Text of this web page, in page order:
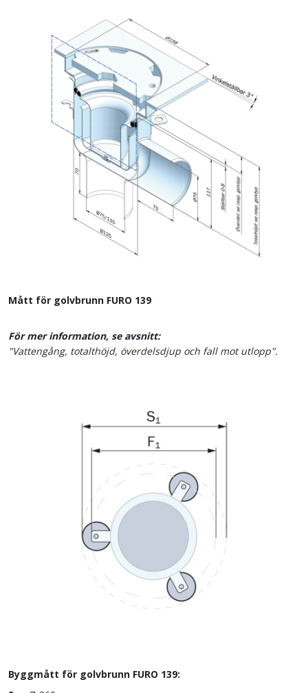
Mått för golvbrunn FURO 139
För mer information, se avsnitt:
"Vattengång, totalthöjd, överdelsdjup och fall mot utlopp".
Byggmått för golvbrunn FURO 139: